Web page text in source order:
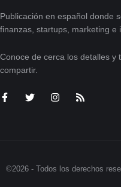
Publicación en español donde
finanzas, startups, marketing e
Conoce de cerca los detalles y
compartir.
©2026 - Todos los derechos